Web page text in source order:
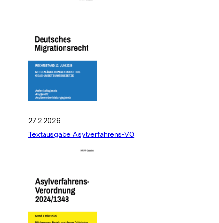
27.2.2026
Textausgabe Asylverfahrens-VO